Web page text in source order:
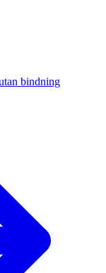
bindning